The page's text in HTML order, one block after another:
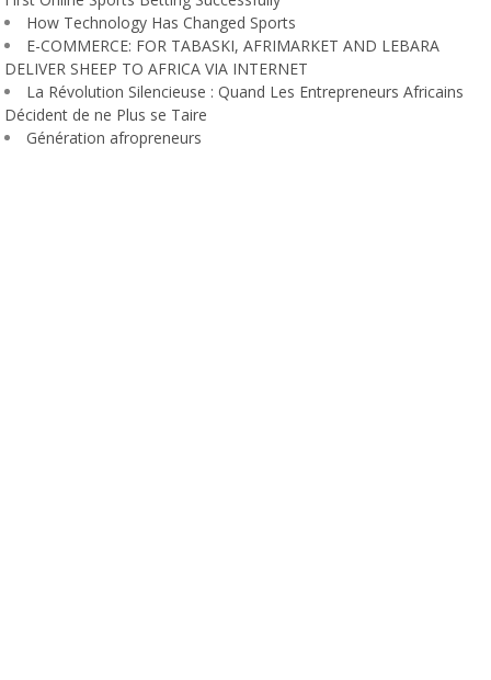
How Technology Has Changed Sports
E-COMMERCE: FOR TABASKI, AFRIMARKET AND LEBARA
DELIVER SHEEP TO AFRICA VIA INTERNET
La Révolution Silencieuse : Quand Les Entrepreneurs Africains
Décident de ne Plus se Taire
Génération afropreneurs